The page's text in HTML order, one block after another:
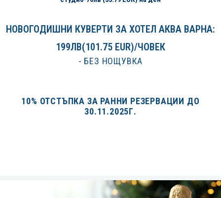
НОВОГОДИШНИ КУВЕРТИ ЗА ХОТЕЛ АКВА ВАРНА:
199ЛВ(101.75 EUR)/ЧОВЕК
- БЕЗ НОЩУВКА
10% ОТСТЪПКА ЗА РАННИ РЕЗЕРВАЦИИ ДО
30.11.2025Г.